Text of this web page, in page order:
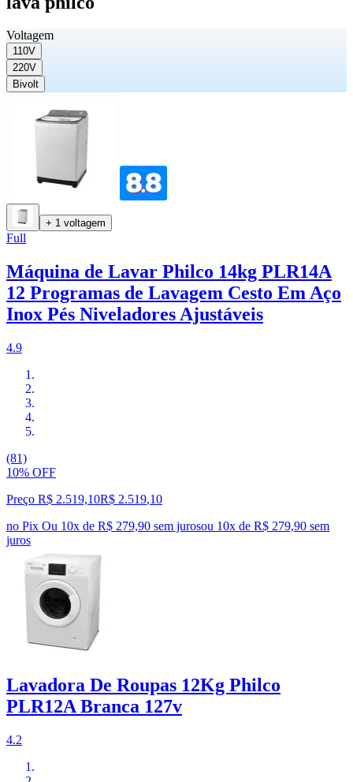
Voltagem
110V
220V
Bivolt
+ 1 voltagem
Full
Máquina de Lavar Philco 14kg PLR14A
12 Programas de Lavagem Cesto Em Aço
Inox Pés Niveladores Ajustáveis
4.9
(81)
10% OFF
Preço R$ 2.519,10R$ 2.519,10
no Pix Ou 10x de R$ 279,90 sem jurosou 10x de R$ 279,90 sem
juros
Lavadora De Roupas 12Kg Philco
PLR12A Branca 127v
4.2